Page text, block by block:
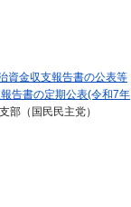
資金収支報告書の公表等
告書の定期公表(令和7年
部（国民民主党）